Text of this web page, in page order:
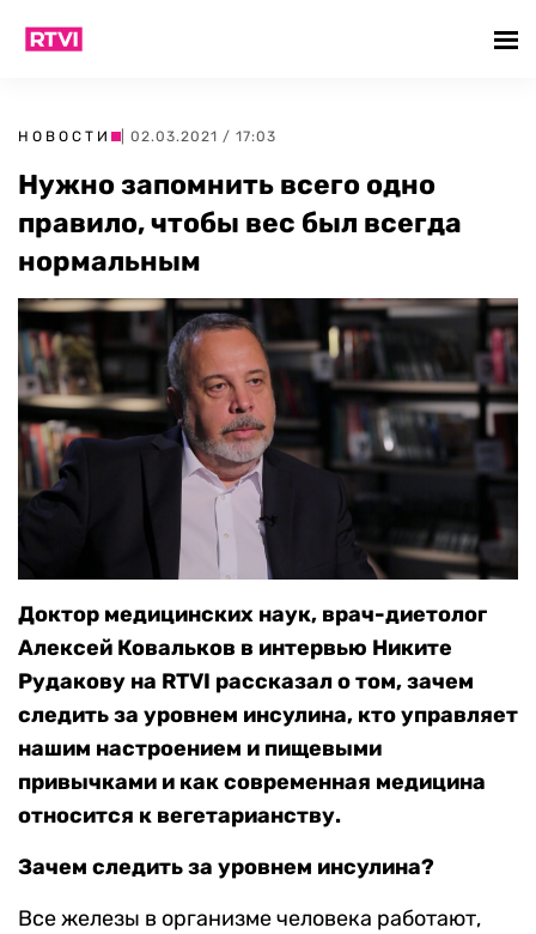
НОВОСТИ | 02.03.2021 / 17:03
Нужно запомнить всего одно
правило, чтобы вес был всегда
нормальным
Доктор медицинских наук, врач-диетолог
Алексей Ковальков в интервью Никите
Рудакову на RTVI рассказал о том, зачем
следить за уровнем инсулина, кто управляет
нашим настроением и пищевыми
привычками и как современная медицина
относится к вегетарианству.
Зачем следить за уровнем инсулина?
Все железы в организме человека работают,